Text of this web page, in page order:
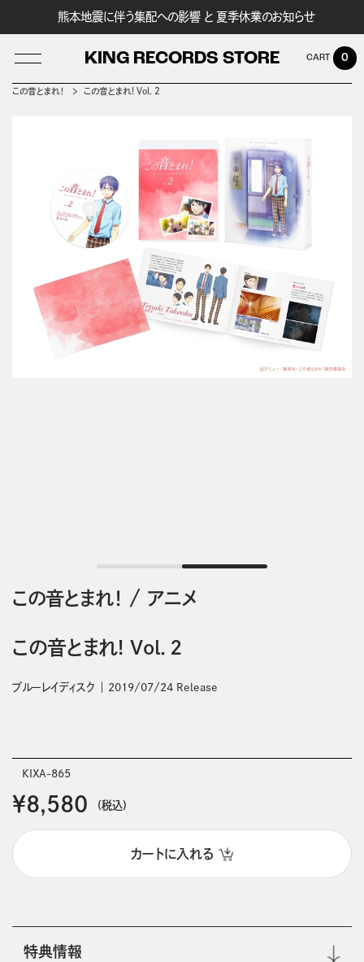
熊本地震に伴う集配への影響 と 夏季休業のお知らせ
KING RECORDS STORE 0
この音とまれ！ この音とまれ! Vol．2
この音とまれ！ / アニメ
この音とまれ! Vol．2
ブルーレイディスク 2019/07/24 Release
KIXA-865
￥8,580 (税込)
カートに入れる
特典情報